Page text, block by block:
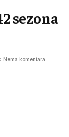
sezona
Nema komentara